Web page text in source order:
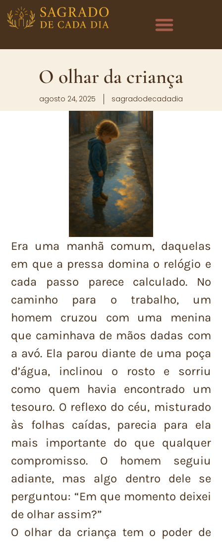
O olhar da criança
agosto 24, 2025 sagradodecadadia
Era uma manhã comum, daquelas
em que a pressa domina o relógio e
cada passo parece calculado. No
caminho para o trabalho, um
homem cruzou com uma menina
que caminhava de mãos dadas com
a avó. Ela parou diante de uma poça
d’água, inclinou o rosto e sorriu
como quem havia encontrado um
tesouro. O reflexo do céu, misturado
às folhas caídas, parecia para ela
mais importante do que qualquer
compromisso. O homem seguiu
adiante, mas algo dentro dele se
perguntou: “Em que momento deixei
de olhar assim?”
O olhar da criança tem o poder de